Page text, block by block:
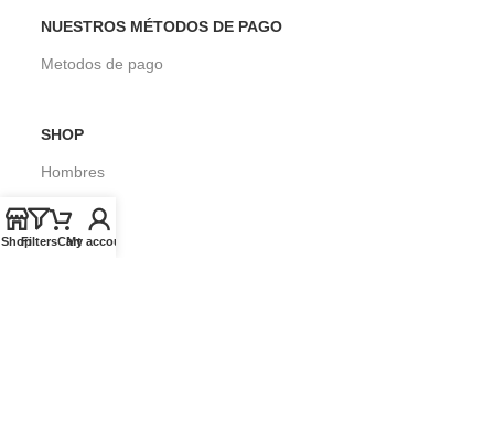
NUESTROS MÉTODOS DE PAGO
Metodos de pago
SHOP
Hombres
Mujeres
Niños
ShopFiltersCart
My account